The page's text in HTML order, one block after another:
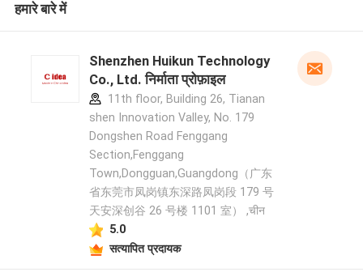
हमारे बारे में
Shenzhen Huikun Technology
Co., Ltd. निर्माता प्रोफ़ाइल
11th floor, Building 26, Tianan
shen Innovation Valley, No. 179
Dongshen Road Fenggang
Section,Fenggang
Town,Dongguan,Guangdong（广东
省东莞市凤岗镇东深路凤岗段 179 号
天安深创谷 26 号楼 1101 室） ,चीन
5.0
सत्यापित प्रदायक